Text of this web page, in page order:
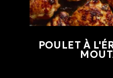
POULET À